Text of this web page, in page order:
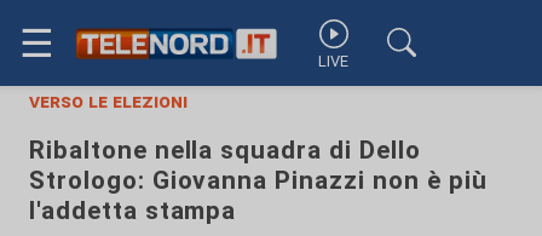
☰ LIVE
verso le elezioni
Ribaltone nella squadra di Dello
Strologo: Giovanna Pinazzi non è più
l'addetta stampa